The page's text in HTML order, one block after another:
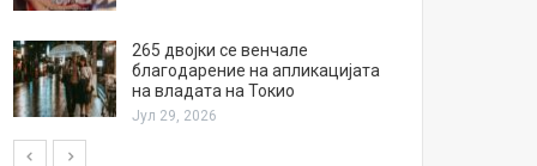
265 двојки се венчале
благодарение на апликацијата
на владата на Токио
Јул 29, 2026